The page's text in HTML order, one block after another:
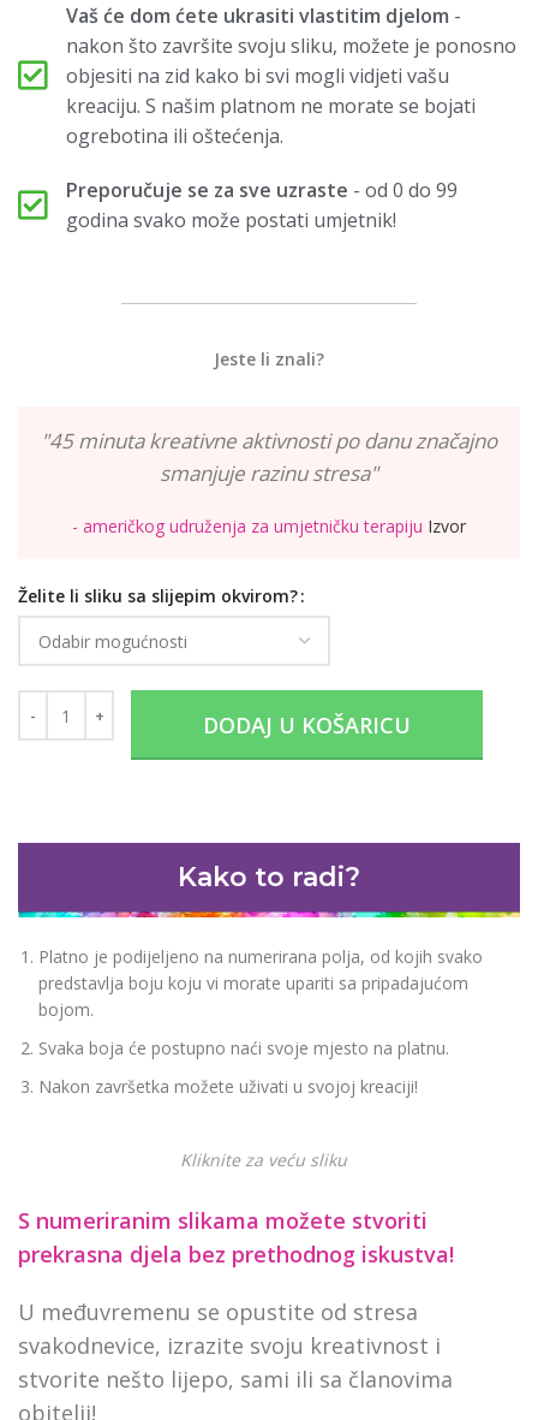
Vaš će dom ćete ukrasiti vlastitim djelom -
nakon što završite svoju sliku, možete je ponosno
objesiti na zid kako bi svi mogli vidjeti vašu
kreaciju. S našim platnom ne morate se bojati
ogrebotina ili oštećenja.
Preporučuje se za sve uzraste - od 0 do 99
godina svako može postati umjetnik!
Jeste li znali?
"45 minuta kreativne aktivnosti po danu značajno
smanjuje razinu stresa"
- američkog udruženja za umjetničku terapiju Izvor
Želite li sliku sa slijepim okvirom?
DODAJ U KOŠARICU
Kako to radi?
Platno je podijeljeno na numerirana polja, od kojih svako
predstavlja boju koju vi morate upariti sa pripadajućom
bojom.
Svaka boja će postupno naći svoje mjesto na platnu.
Nakon završetka možete uživati u svojoj kreaciji!
Kliknite za veću sliku
S numeriranim slikama možete stvoriti
prekrasna djela bez prethodnog iskustva!
U međuvremenu se opustite od stresa
svakodnevice, izrazite svoju kreativnost i
stvorite nešto lijepo, sami ili sa članovima
obitelji!